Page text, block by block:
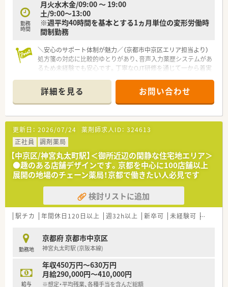
勤務
時間
月火水木金/09:00 ～ 19:00
土/9:00～13:00
※週平均40時間を基本とする1ヵ月単位の変形労働時
間制勤務
＼安心のサポート体制が魅力／（京都市中京区エリア担当より）
処方箋の対応に比較的ゆとりがあり、音声入力薬歴システムがあ
るため未経験でも安心です。丁寧なOJT研修を通じて一から着実
＊------------------------------------------＊
【店舗情報と応需状況について】
■最寄り駅の二条城前駅から徒歩7分ほどの場所に位置しており
日々の通勤が大変スムーズです。
■ドラッグストア併設型の店舗として地域に深く根ざした健康
サポートを提供しています。
■処方箋の対応枚数には比較的ゆとりがあるため一人ひとりの
患者様と向き合える環境です。
【募集背景と求める人物像について】
■今後の活発な店舗展開や組織の活性化を見据えて正社員の増
員募集を行っています。
■周囲のスタッフと協力しながらチームワークを大切にしてコ
ツコツと頑張れる方です。
できる方を求めています。
【勤務実態について】
■残業時間は全社平均で月7.2時間程度と業界内でも非常に少な
い水準となります。
■勤務時間は週40時間をベースとした柔軟な変形労働時間制を
詳細を見る お問い合わせ
更新日： 2026/07/24 薬剤師求人ID： 324613
正社員
調剤薬局
【中京区/神宮丸太町駅】＜御所近辺の閑静な住宅地エリア＞
●趣のある店舗デザインです。京都を中心に100店舗以上
展開の地場のチェーン薬局！京都で働きたい人必見です
検討リストに追加
駅チカ 年間休日120日以上 週32h以上 新卒可 未経験可 ブラン
勤務地
京都府 京都市中京区
神宮丸太町駅 (京阪本線)
給与
年収450万円～630万円
月給290,000円～410,000円
※想定・平均残業、各種手当を含んだ総額